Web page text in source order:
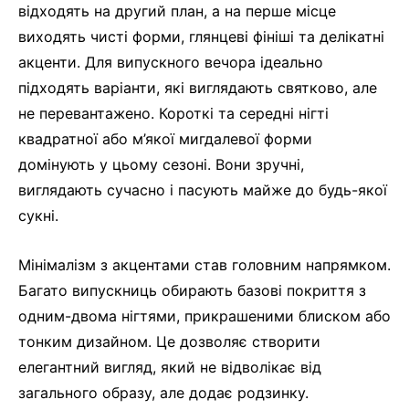
відходять на другий план, а на перше місце
виходять чисті форми, глянцеві фініші та делікатні
акценти. Для випускного вечора ідеально
підходять варіанти, які виглядають святково, але
не перевантажено. Короткі та середні нігті
квадратної або м’якої мигдалевої форми
домінують у цьому сезоні. Вони зручні,
виглядають сучасно і пасують майже до будь-якої
сукні.
Мінімалізм з акцентами став головним напрямком.
Багато випускниць обирають базові покриття з
одним-двома нігтями, прикрашеними блиском або
тонким дизайном. Це дозволяє створити
елегантний вигляд, який не відволікає від
загального образу, але додає родзинку.